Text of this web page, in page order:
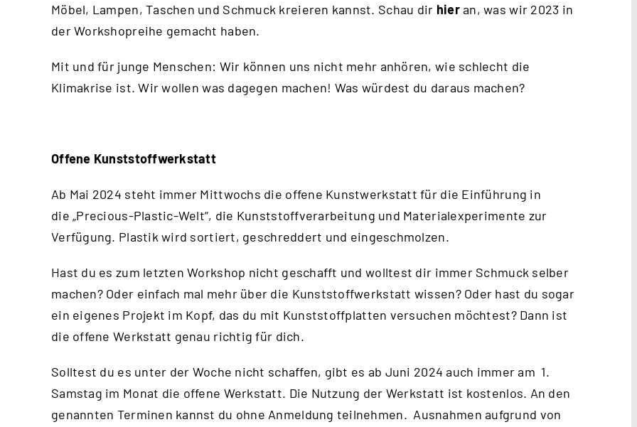
Möbel, Lampen, Taschen und Schmuck kreieren kannst. Schau dir hieran, was wir 2023 in
der Workshopreihe gemacht haben.
Mit und für junge Menschen: Wir können uns nicht mehr anhören, wie schlecht die
Klimakrise ist. Wir wollen was dagegen machen! Was würdest du daraus machen?
Offene Kunststoffwerkstatt
Ab Mai 2024 steht immer Mittwochs die offene Kunstwerkstatt für die Einführung in
die „Precious-Plastic-Welt“, die Kunststoffverarbeitung und Materialexperimente zur
Verfügung. Plastik wird sortiert, geschreddert und eingeschmolzen.
Hast du es zum letzten Workshop nicht geschafft und wolltest dir immer Schmuck selber
machen? Oder einfach mal mehr über die Kunststoffwerkstatt wissen? Oder hast du sogar
ein eigenes Projekt im Kopf, das du mit Kunststoffplatten versuchen möchtest? Dann ist
die offene Werkstatt genau richtig für dich.
Solltest du es unter der Woche nicht schaffen, gibt es ab Juni 2024 auch immer am 1.
Samstag im Monat die offene Werkstatt. Die Nutzung der Werkstatt ist kostenlos. An den
genannten Terminen kannst du ohne Anmeldung teilnehmen. Ausnahmen aufgrund von